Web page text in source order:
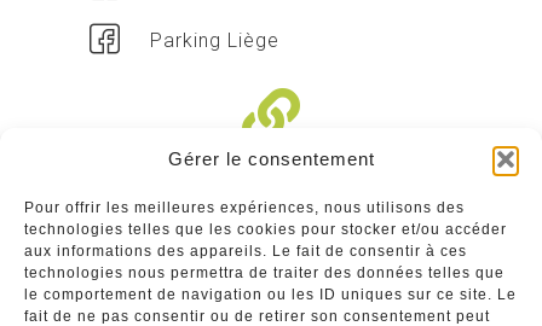
Gérer le consentement
Pour offrir les meilleures expériences, nous utilisons des
technologies telles que les cookies pour stocker et/ou accéder
aux informations des appareils. Le fait de consentir à ces
technologies nous permettra de traiter des données telles que
le comportement de navigation ou les ID uniques sur ce site. Le
fait de ne pas consentir ou de retirer son consentement peut
Parking Liège
Commerçants
Annuaire des commerçants : insérez gratuitement
votre activité dans notre annuaire sur notre site ci-